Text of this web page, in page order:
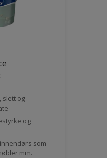
slett og
og
som
mm.